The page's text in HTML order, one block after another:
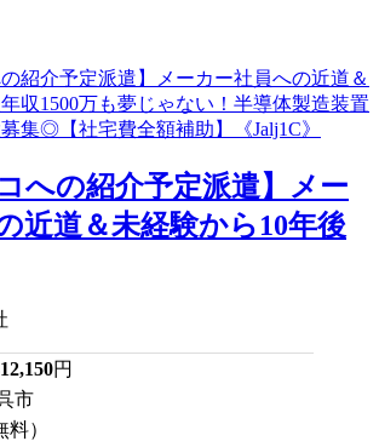
への紹介予定派遣】メー
近道＆未経験から10年後
円
市
）